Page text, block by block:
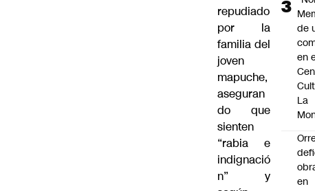
repudiado
por la
familia del
joven
mapuche,
aseguran
do que
sienten
“rabia e
indignació
n” y
de
en
La
en